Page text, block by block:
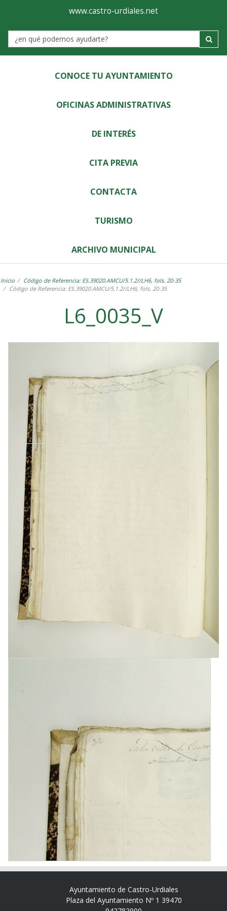
Ayuntamiento
de
Castro-
Urdiales
www.castro-urdiales.net
Label
CONOCE TU AYUNTAMIENTO
OFICINAS ADMINISTRATIVAS
DE INTERÉS
CITA PREVIA
CONTACTA
TURISMO
ARCHIVO MUNICIPAL
Inicio
Código de Referencia: ES.39020.AMCU/5.1.2//LH6, fols. 20-35
Código de Referencia: ES.39020.AMCU/5.1.2//LH6, fols. 20-35
L6_0035_V
Ayuntamiento de Castro-Urdiales
Plaza del Ayuntamiento Nº 1 39470